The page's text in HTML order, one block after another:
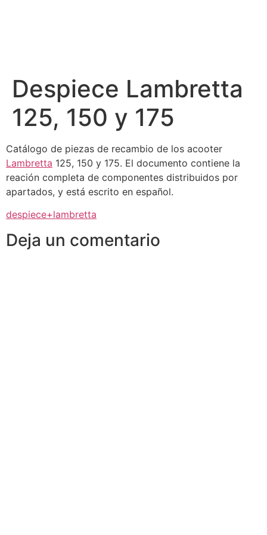
Despiece Lambretta
125, 150 y 175
Catálogo de piezas de recambio de los acooter
Lambretta 125, 150 y 175. El documento contiene la
reación completa de componentes distribuidos por
apartados, y está escrito en español.
despiece+lambretta
Deja un comentario